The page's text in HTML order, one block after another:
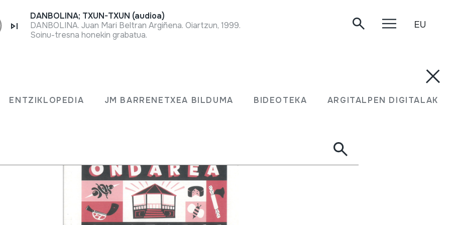
ENTZIKLOPEDIA JM BARRENETXEA BILDUMA BIDEOTEKA ARGITALPEN DIGITALAK
DANBOLINA; TXUN-TXUN (audioa)
DANBOLINA. Juan Mari Beltran Argiñena. Oiartzun, 1999.
Soinu-tresna honekin grabatua.
EU